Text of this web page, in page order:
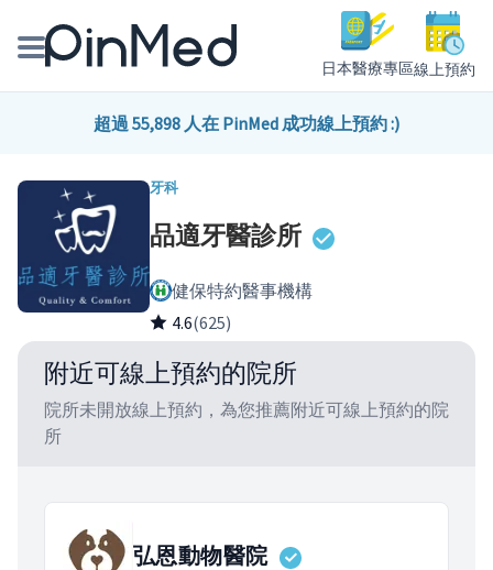
日本醫療專區線上預約
線上預約醫師、院所
醫師專欄專訪
健康主題館
我是醫療人員
超過 55,898 人在 PinMed 成功線上預約 :)
牙科
品適牙醫診所
健保特約醫事機構
4.6(625)
附近可線上預約的院所
院所未開放線上預約，為您推薦附近可線上預約的院
所
弘恩動物醫院